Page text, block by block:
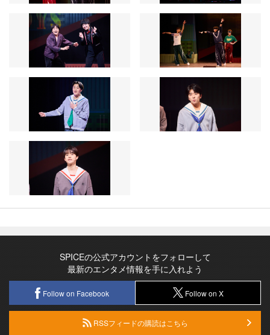
SPICEの公式アカウントをフォローして
最新のエンタメ情報を手に入れよう
Follow on Facebook Follow on X
RSSフィードの購読はこちら